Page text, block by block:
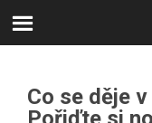
Co se děje